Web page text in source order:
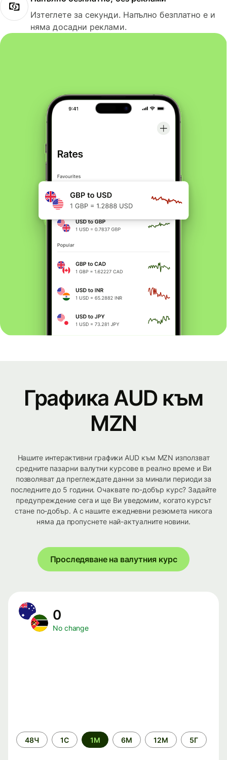
Изтеглете за секунди. Напълно безплатно е и
няма досадни реклами.
Графика AUD към
MZN
Нашите интерактивни графики AUD към MZN използват
средните пазарни валутни курсове в реално време и Ви
позволяват да преглеждате данни за минали периоди за
последните до 5 години. Очаквате по-добър курс? Задайте
предупреждение сега и ще Ви уведомим, когато курсът
стане по-добър. А с нашите ежедневни резюмета никога
няма да пропуснете най-актуалните новини.
Проследяване на валутния курс
0
No change
Time
period
48Ч 1С 1М 6М 12М 5Г